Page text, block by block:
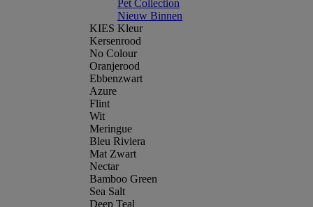
Pet Collection
Nieuw Binnen
KIES Kleur
Kersenrood
No Colour
Oranjerood
Ebbenzwart
Azure
Flint
Wit
Meringue
Bleu Riviera
Mat Zwart
Nectar
Bamboo Green
Sea Salt
Deep Teal